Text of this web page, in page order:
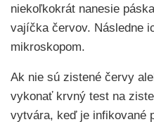
niekoľkokrát nanesie
vajíčka červov. Následne
mikroskopom.
Ak nie sú zistené červy
vykonať krvný test na
vytvára, keď je infikované